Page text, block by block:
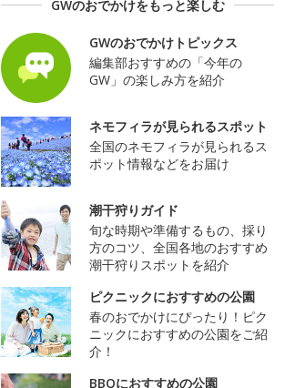
GWのおでかけをもっと楽しむ
GWのおでかけトピックス
編集部おすすめの「今年の
GW」の楽しみ方を紹介
ネモフィラが見られるスポット
全国のネモフィラが見られるス
ポット情報などをお届け
潮干狩りガイド
旬な時期や準備するもの、採り
方のコツ、全国各地のおすすめ
潮干狩りスポットを紹介
ピクニックにおすすめの公園
春のおでかけにぴったり！ピク
ニックにおすすめの公園をご紹
介！
BBQにおすすめの公園